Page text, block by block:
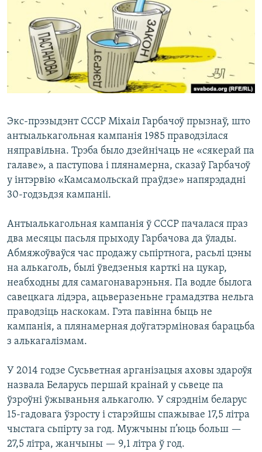
КУЛЬТУРА
КАЛЯНДАР
МОВА
НА ХВАЛЯХ СВАБОДЫ
Экс-прэзыдэнт СССР Міхаіл Гарбачоў прызнаў, што
антыалькагольная кампанія 1985 праводзілася
няправільна. Трэба было дзейнічаць не «сякерай па
галаве», а паступова і плянамерна, сказаў Гарбачоў
у інтэрвію «Камсамольскай праўдзе» напярэдадні
30-годзьдзя кампаніі.
Антыалькагольная кампанія ў СССР пачалася праз
два месяцы пасьля прыходу Гарбачова да ўлады.
Абмяжоўваўся час продажу сьпіртнога, расьлі цэны
на алькаголь, былі ўведзеныя карткі на цукар,
неабходны для самагонаварэньня. Па водле былога
савецкага лідэра, ацьверазеньне грамадзтва нельга
праводзіць наскокам. Гэта павінна быць не
кампанія, а плянамерная доўгатэрміновая барацьба
з алькагалізмам.
У 2014 годзе Сусьветная арганізацыя аховы здароўя
назвала Беларусь першай краінай у сьвеце па
ўзроўні ўжываньня алькаголю. У сярэднім беларус
15-гадовага ўзросту і старэйшы спажывае 17,5 літра
чыстага сьпірту за год. Мужчыны п’юць больш —
27,5 літра, жанчыны — 9,1 літра ў год.